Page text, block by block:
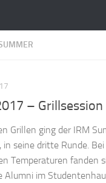
– Grillsession
Grillen ging der IRM
in seine dritte Runde.
Temperaturen fanden
Alumni im